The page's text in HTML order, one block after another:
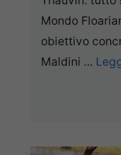
Mondo
obiettivo
Maldini ...